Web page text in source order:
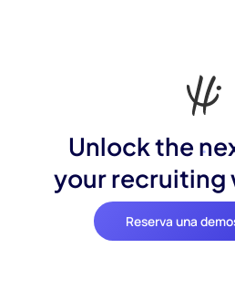
Unlock the
your recruiting
Reserva una